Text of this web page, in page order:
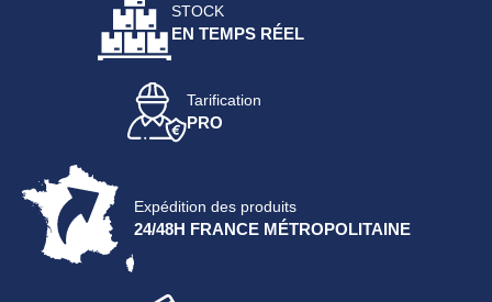
STOCK
EN TEMPS RÉEL
Tarification
PRO
Expédition des produits
24/48H FRANCE MÉTROPOLITAINE